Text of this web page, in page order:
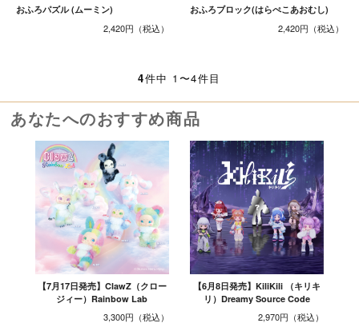
おふろパズル (ムーミン)
2,420円
おふろブロック(はらぺこあおむし)
2,420円
4件中 1〜4件目
あなたへのおすすめ商品
【7月17日発売】ClawZ（クロー
ジィー）Rainbow Lab
3,300円
【6月8日発売】KiliKili （キリキ
リ）Dreamy Source Code
2,970円